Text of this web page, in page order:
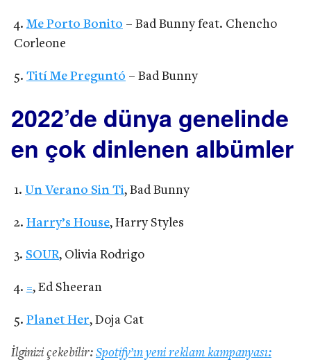
Me Porto Bonito – Bad Bunny feat. Chencho
Corleone
Tití Me Preguntó – Bad Bunny
2022’de dünya genelinde
en çok dinlenen albümler
Un Verano Sin Ti, Bad Bunny
Harry’s House, Harry Styles
SOUR, Olivia Rodrigo
=, Ed Sheeran
Planet Her, Doja Cat
İlginizi çekebilir: Spotify’ın yeni reklam kampanyası: